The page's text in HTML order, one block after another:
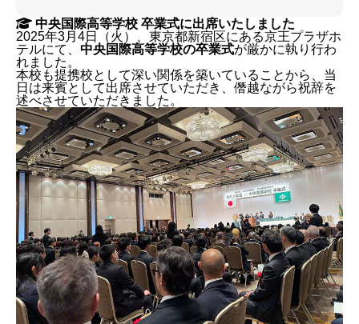
中央国際高等学校 卒業式に出席いたしました
2025年3月4日（火）、東京都新宿区にある京王プラザホ
テルにて、 中央国際高等学校の卒業式が厳かに執り行わ
れました。
本校も提携校として深い関係を築いていることから、当
日は来賓として出席させていただき、僭越ながら祝辞を
述べさせていただきました。